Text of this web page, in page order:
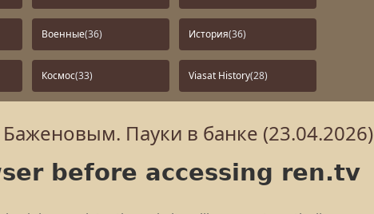
Военные(36) История(36)
Космос(33) Viasat History(28)
Пауки в банке (23.04.2026)